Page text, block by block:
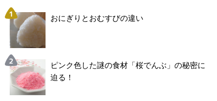
おにぎりとおむすびの違い
ピンク色した謎の食材「桜でんぶ」の秘密に
迫る！